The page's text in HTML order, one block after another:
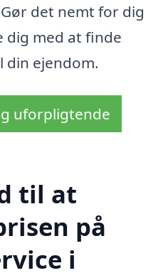
det nemt for dig
dig med at finde
din ejendom.
uforpligtende
til at
på
i